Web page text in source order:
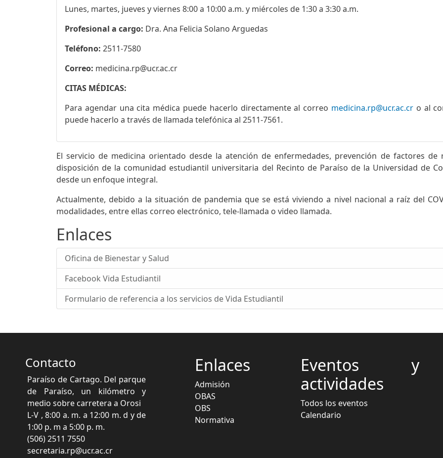
Lunes, martes, jueves y viernes 8:00 a 10:00 a.m. y miércoles de 1:30 a 3:30 a.m.
Profesional a cargo: Dra. Ana Felicia Solano Arguedas
Teléfono: 2511-7580
Correo: medicina.rp@ucr.ac.cr
CITAS MÉDICAS:
Para agendar una cita médica puede hacerlo directamente al correo medicina.rp@ucr.ac.cr o al
puede hacerlo a través de llamada telefónica al 2511-7561.
El servicio de medicina orientado desde la atención de enfermedades, prevención de factores
disposición de la comunidad estudiantil universitaria del Recinto de Paraíso de la Universidad de
desde un enfoque integral.
Actualmente, debido a la situación de pandemia que se está viviendo a nivel nacional a raíz del
modalidades, entre ellas correo electrónico, tele-llamada o video llamada.
Enlaces
Oficina de Bienestar y Salud
Facebook Vida Estudiantil
Formulario de referencia a los servicios de Vida Estudiantil
Contacto
Paraíso de Cartago. Del parque
de Paraíso, un kilómetro y
medio sobre carretera a Orosi
L-V , 8:00 a. m. a 12:00 m. d y de
1:00 p. m a 5:00 p. m.
(506) 2511 7550
secretaria.rp@ucr.ac.cr
Enlaces
Admisión
OBAS
OBS
Normativa
Eventos y
actividades
Todos los eventos
Calendario